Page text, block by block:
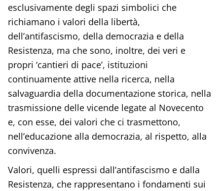
esclusivamente degli spazi simbolici che
richiamano i valori della libertà,
dell’antifascismo, della democrazia e della
Resistenza, ma che sono, inoltre, dei veri e
propri ‘cantieri di pace’, istituzioni
continuamente attive nella ricerca, nella
salvaguardia della documentazione storica, nella
trasmissione delle vicende legate al Novecento
e, con esse, dei valori che ci trasmettono,
nell’educazione alla democrazia, al rispetto, alla
convivenza.
Valori, quelli espressi dall’antifascismo e dalla
Resistenza, che rappresentano i fondamenti sui